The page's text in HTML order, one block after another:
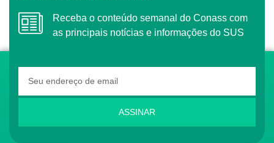
Receba o conteúdo semanal do Conass com
as principais notícias e informações do SUS
ASSINAR